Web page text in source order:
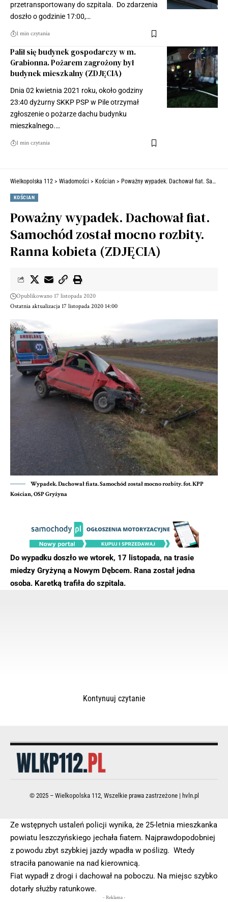
przetransportowany do szpitala. Do zdarzenia
doszło o godzinie 17:00,…
1 min czytania
Palił się budynek gospodarczy w m.
Grabionna. Pożarem zagrożony był
budynek mieszkalny (ZDJĘCIA)
Dnia 02 kwietnia 2021 roku, około godziny
23:40 dyżurny SKKP PSP w Pile otrzymał
zgłoszenie o pożarze dachu budynku
mieszkalnego.…
1 min czytania
Wielkopolska 112 > Wiadomości > Kościan > Poważny wypadek. Dachował fiat. Samochód został mocno rozbity. Ranna kobieta (ZDJĘCIA)
KOŚCIAN
Poważny wypadek. Dachował fiat.
Samochód został mocno rozbity.
Ranna kobieta (ZDJĘCIA)
Ostatnia aktualizacja 17 listopada 2020 14:00
Opublikowano 17 listopada 2020
Wypadek. Dachował fiata. Samochód został mocno rozbity. fot. KPP
Kościan, OSP Gryżyna
Do wypadku doszło we wtorek, 17 listopada, na trasie
miedzy Gryżyną a Nowym Dębcem. Rana został jedna
osoba. Karetką trafiła do szpitala.
Ze wstępnych ustaleń policji wynika, że 25-letnia mieszkanka
powiatu leszczyńskiego jechała fiatem. Najprawdopodobniej
z powodu zbyt szybkiej jazdy wpadła w poślizg. Wtedy
straciła panowanie na nad kierownicą.
Fiat wypadł z drogi i dachował na poboczu. Na miejsc szybko
dotarły służby ratunkowe.
- Reklama -
Kontynuuj czytanie
© 2025 – Wielkopolska 112, Wszelkie prawa zastrzeżone | hvln.pl